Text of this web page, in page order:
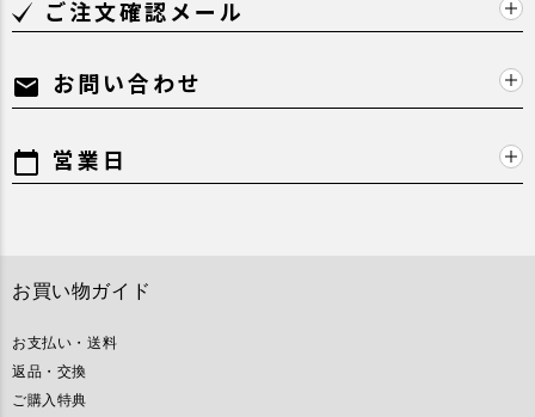
ご注文確認メール
mail お問い合わせ
calendar_today 営業日
お買い物ガイド
お支払い・送料
返品・交換
ご購入特典